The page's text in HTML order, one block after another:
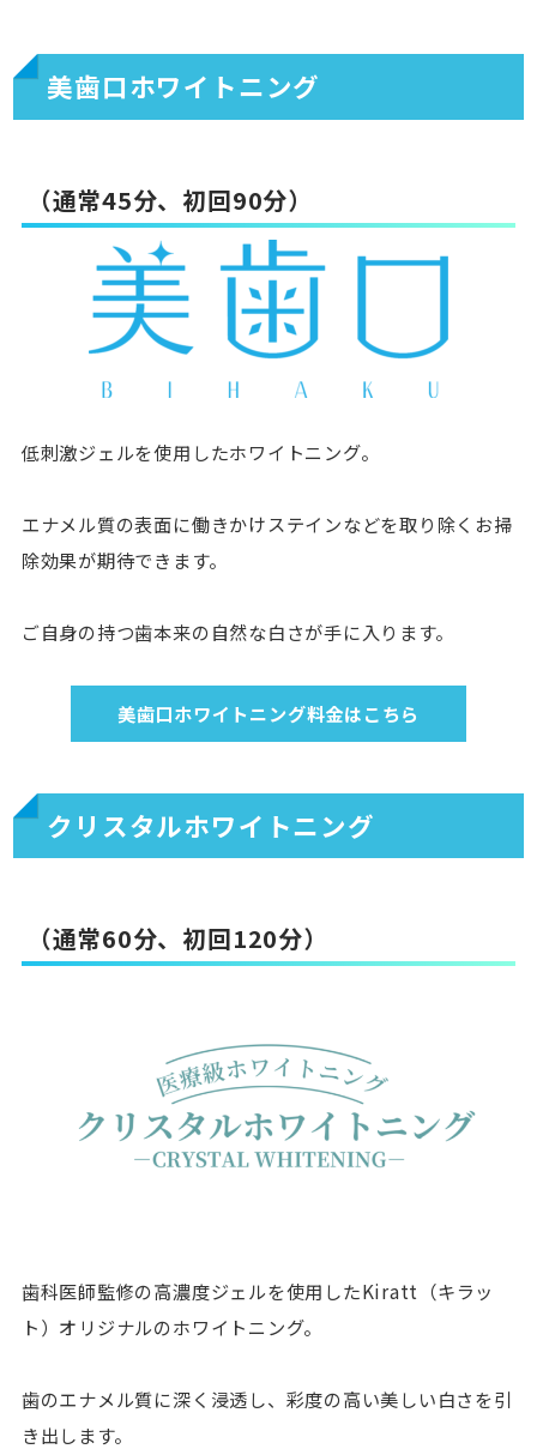
美歯口ホワイトニング
（通常45分、初回90分）
低刺激ジェルを使用したホワイトニング。
エナメル質の表面に働きかけステインなどを取り除くお掃
除効果が期待できます。
ご自身の持つ歯本来の自然な白さが手に入ります。
美歯口ホワイトニング料金はこちら
クリスタルホワイトニング
（通常60分、初回120分）
歯科医師監修の高濃度ジェルを使用したKiratt（キラッ
ト）オリジナルのホワイトニング。
歯のエナメル質に深く浸透し、彩度の高い美しい白さを引
き出します。